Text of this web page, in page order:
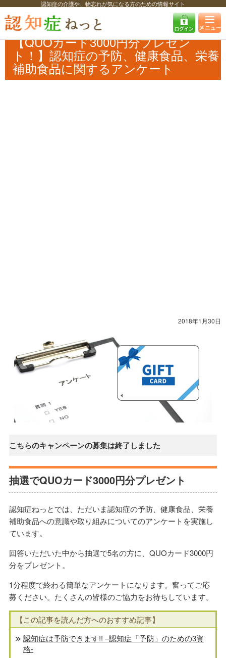
認知症の介護や、物忘れが気になる方のための情報サイト
認知症ねっと 認知症最新ニュース 予防・改善
【QUOカード3000円
分プレゼント！】認知症の予防、健康食品、栄養補助食品に関するアンケート
【QUOカード3000円分プレゼン
ト！】認知症の予防、健康食品、栄養
補助食品に関するアンケート
2018年1月30日
こちらのキャンペーンの募集は終了しました
抽選でQUOカード3000円分プレゼント
認知症ねっとでは、ただいま認知症の予防、健康食品、栄養
補助食品への意識や取り組みについてのアンケートを実施し
ています。
回答いただいた中から抽選で5名の方に、QUOカード3000円
分をプレゼント。
1分程度で終わる簡単なアンケートになります。奮ってご応
募ください。たくさんの皆様のご協力をお待ちしています。
【この記事を読んだ方へのおすすめ記事】
認知症は予防できます!! –認知症「予防」のための3資
格-